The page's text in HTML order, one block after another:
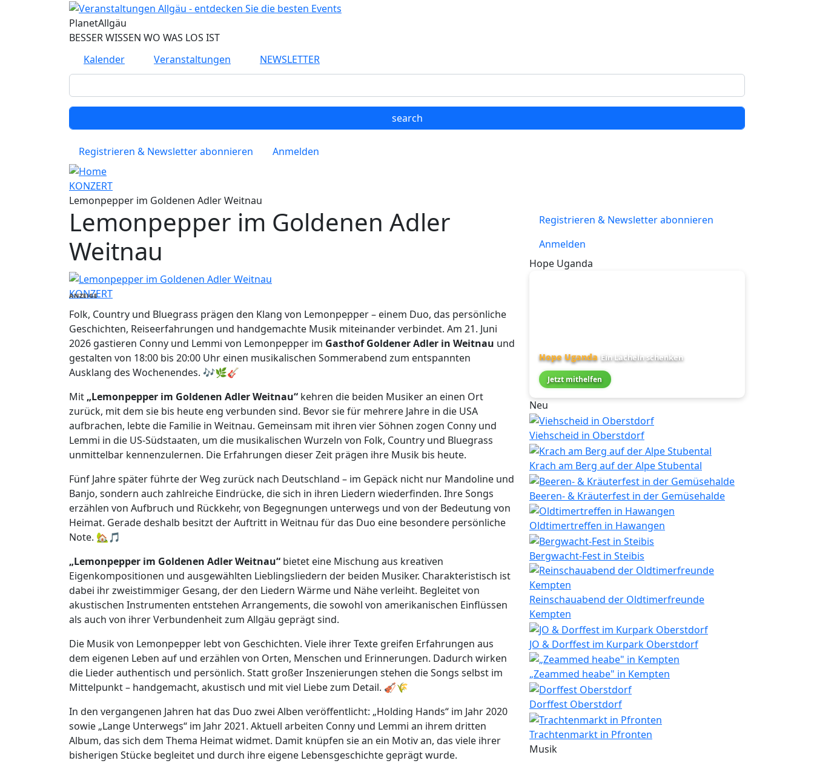
Direkt zum Inhalt
PlanetAllgäu
BESSER WISSEN WO WAS LOS IST
Kalender
Veranstaltungen NEWSLETTER
Registrieren & Newsletter abonnieren Anmelden
KONZERT
Lemonpepper im Goldenen Adler Weitnau
Lemonpepper im Goldenen Adler
Weitnau
KONZERT
ANZEIGE
Folk, Country und Bluegrass prägen den Klang von Lemonpepper – einem Duo, das persönliche
Geschichten, Reiseerfahrungen und handgemachte Musik miteinander verbindet. Am 21. Juni
2026 gastieren Conny und Lemmi von Lemonpepper im Gasthof Goldener Adler in Weitnau und
gestalten von 18:00 bis 20:00 Uhr einen musikalischen Sommerabend zum entspannten
Ausklang des Wochenendes. 🎶🌿🎸
Mit „Lemonpepper im Goldenen Adler Weitnau“ kehren die beiden Musiker an einen Ort
zurück, mit dem sie bis heute eng verbunden sind. Bevor sie für mehrere Jahre in die USA
aufbrachen, lebte die Familie in Weitnau. Gemeinsam mit ihren vier Söhnen zogen Conny und
Lemmi in die US-Südstaaten, um die musikalischen Wurzeln von Folk, Country und Bluegrass
unmittelbar kennenzulernen. Die Erfahrungen dieser Zeit prägen ihre Musik bis heute.
Fünf Jahre später führte der Weg zurück nach Deutschland – im Gepäck nicht nur Mandoline und
Banjo, sondern auch zahlreiche Eindrücke, die sich in ihren Liedern wiederfinden. Ihre Songs
erzählen von Aufbruch und Rückkehr, von Begegnungen unterwegs und von der Bedeutung von
Heimat. Gerade deshalb besitzt der Auftritt in Weitnau für das Duo eine besondere persönliche
Note. 🏡🎵
„Lemonpepper im Goldenen Adler Weitnau“ bietet eine Mischung aus kreativen
Eigenkompositionen und ausgewählten Lieblingsliedern der beiden Musiker. Charakteristisch ist
dabei ihr zweistimmiger Gesang, der den Liedern Wärme und Nähe verleiht. Begleitet von
akustischen Instrumenten entstehen Arrangements, die sowohl von amerikanischen Einflüssen
als auch von ihrer Verbundenheit zum Allgäu geprägt sind.
Die Musik von Lemonpepper lebt von Geschichten. Viele ihrer Texte greifen Erfahrungen aus
dem eigenen Leben auf und erzählen von Orten, Menschen und Erinnerungen. Dadurch wirken
die Lieder authentisch und persönlich. Statt großer Inszenierungen stehen die Songs selbst im
Mittelpunkt – handgemacht, akustisch und mit viel Liebe zum Detail. 🎻🌾
In den vergangenen Jahren hat das Duo zwei Alben veröffentlicht: „Holding Hands“ im Jahr 2020
sowie „Lange Unterwegs“ im Jahr 2021. Aktuell arbeiten Conny und Lemmi an ihrem dritten
Album, das sich dem Thema Heimat widmet. Damit knüpfen sie an ein Motiv an, das viele ihrer
bisherigen Stücke begleitet und durch ihre eigene Lebensgeschichte geprägt wurde.
Registrieren & Newsletter abonnieren
Anmelden
Hope Uganda
Hope Uganda Ein Lächeln schenken
Jetzt mithelfen
Neu
Viehscheid in Oberstdorf
Krach am Berg auf der Alpe Stubental
Beeren- & Kräuterfest in der Gemüsehalde
Oldtimertreffen in Hawangen
Bergwacht-Fest in Steibis
Reinschauabend der Oldtimerfreunde
Kempten
JO & Dorffest im Kurpark Oberstdorf
„Zeammed heabe" in Kempten
Dorffest Oberstdorf
Trachtenmarkt in Pfronten
Musik